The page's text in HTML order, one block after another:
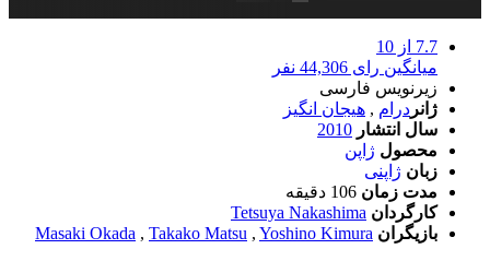
7.7
از 10
میانگین رای 44,306 نفر
زیرنویس فارسی
ژانردرام, هیجان انگیز
سال انتشار2010
محصولژاپن
زبانژاپنی
مدت زمان106 دقیقه
کارگردانTetsuya Nakashima
بازیگران
Masaki Okada,Takako Matsu,Yoshino Kimura